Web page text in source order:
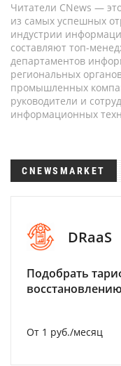
Читатели CNews —
из самых успешных
индустрии
составляют топ-
департаментов
региональных
промышленных
руководители и
информационных
CNEWSMARKET
DRaaS
Подобрать
От 1 руб./месяц